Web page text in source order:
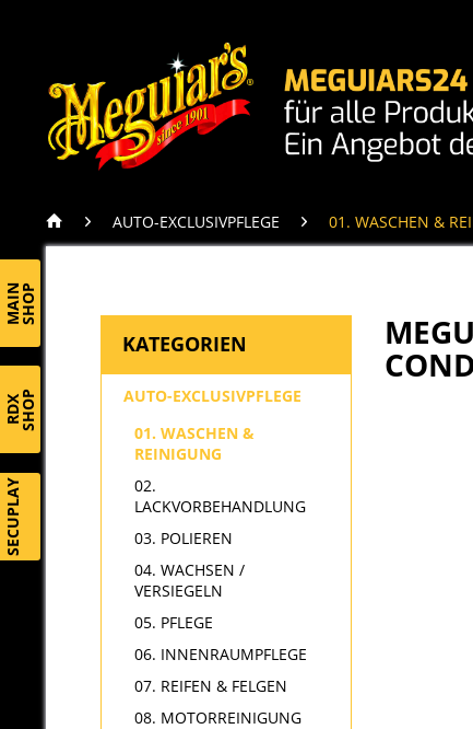
MAINSHOP
RDXSHOP
SECUPLAY
AUTO-EXCLUSIVPFLEGE 01. WASCHEN &
KATEGORIEN
AUTO-EXCLUSIVPFLEGE
01. WASCHEN &
REINIGUNG
02.
LACKVORBEHANDLUNG
03. POLIEREN
04. WACHSEN /
VERSIEGELN
05. PFLEGE
06. INNENRAUMPFLEGE
07. REIFEN & FELGEN
08. MOTORREINIGUNG